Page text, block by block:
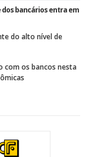
bancários entra em
do alto nível de
com os bancos nesta